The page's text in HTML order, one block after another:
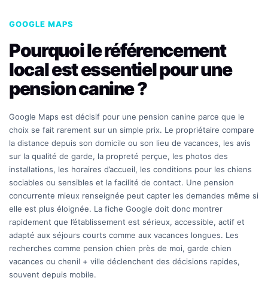
GOOGLE MAPS
Pourquoi le référencement
local est essentiel pour une
pension canine ?
Google Maps est décisif pour une pension canine parce que le
choix se fait rarement sur un simple prix. Le propriétaire compare
la distance depuis son domicile ou son lieu de vacances, les avis
sur la qualité de garde, la propreté perçue, les photos des
installations, les horaires d’accueil, les conditions pour les chiens
sociables ou sensibles et la facilité de contact. Une pension
concurrente mieux renseignée peut capter les demandes même si
elle est plus éloignée. La fiche Google doit donc montrer
rapidement que l’établissement est sérieux, accessible, actif et
adapté aux séjours courts comme aux vacances longues. Les
recherches comme pension chien près de moi, garde chien
vacances ou chenil + ville déclenchent des décisions rapides,
souvent depuis mobile.